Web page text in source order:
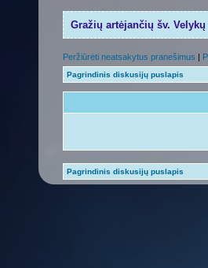
Gražių artėjančių šv.
Peržiūrėti neatsakytus pranešimus |
Pagrindinis diskusijų puslapis
Pagrindinis diskusijų puslapis